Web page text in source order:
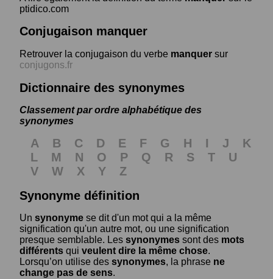
ptidico.com
Conjugaison manquer
Retrouver la conjugaison du verbe manquer sur
conjugons.fr
Dictionnaire des synonymes
Classement par ordre alphabétique des
synonymes
A B C D E F G H I J
K
L
M N O P Q R S T
U
V
W X Y
Z
Synonyme définition
Un synonyme se dit d'un mot qui a la même
signification qu'un autre mot, ou une signification
presque semblable. Les synonymes sont des mots
différents qui veulent dire la même chose.
Lorsqu’on utilise des synonymes, la phrase ne
change pas de sens.